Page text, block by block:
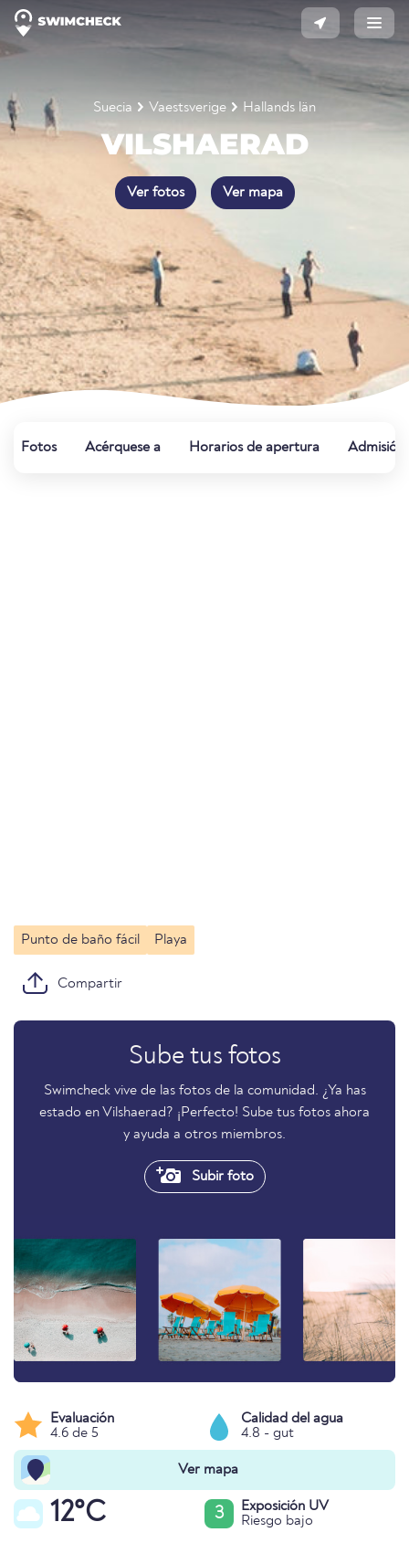
Suecia Vaestsverige Hallands län
VILSHAERAD
Ver fotos Ver mapa
Fotos Acérquese a Horarios de apertura Admisión
Punto de baño fácil Playa
Compartir
Sube tus fotos
Swimcheck vive de las fotos de la comunidad. ¿Ya has
estado en Vilshaerad? ¡Perfecto! Sube tus fotos ahora
y ayuda a otros miembros.
Subir foto
Evaluación
4.6 de 5
Calidad del agua
4.8 - gut
Ver mapa
12°C 3
Exposición UV
Riesgo bajo